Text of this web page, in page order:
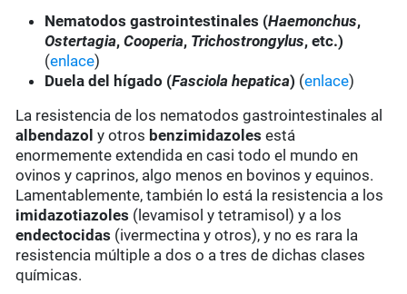
Nematodos gastrointestinales (Haemonchus,
Ostertagia,Cooperia, Trichostrongylus, etc.)
(enlace)
Duela del hígado (Fasciola hepatica) (enlace)
La resistencia de los nematodos gastrointestinales al
albendazoly otros benzimidazoles está
enormemente extendida en casi todo el mundo en
ovinos y caprinos, algo menos en bovinos y equinos.
Lamentablemente, también lo está la resistencia a los
imidazotiazoles (levamisol y tetramisol) y a los
endectocidas (ivermectina y otros), y no es rara la
resistencia múltiple a dos o a tres de dichas clases
químicas.